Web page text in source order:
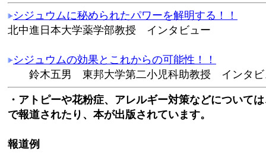
シジュウムに秘められたパワーを解明する！！
北中進日本大学薬学部教授 インタビュー
シジュウムの効果とこれからの可能性！！
鈴木五男 東邦大学第二小児科助教授 インタビ
・アトピーや花粉症、アレルギー対策などについて
で報道されたり、本が出版されています。
報道例